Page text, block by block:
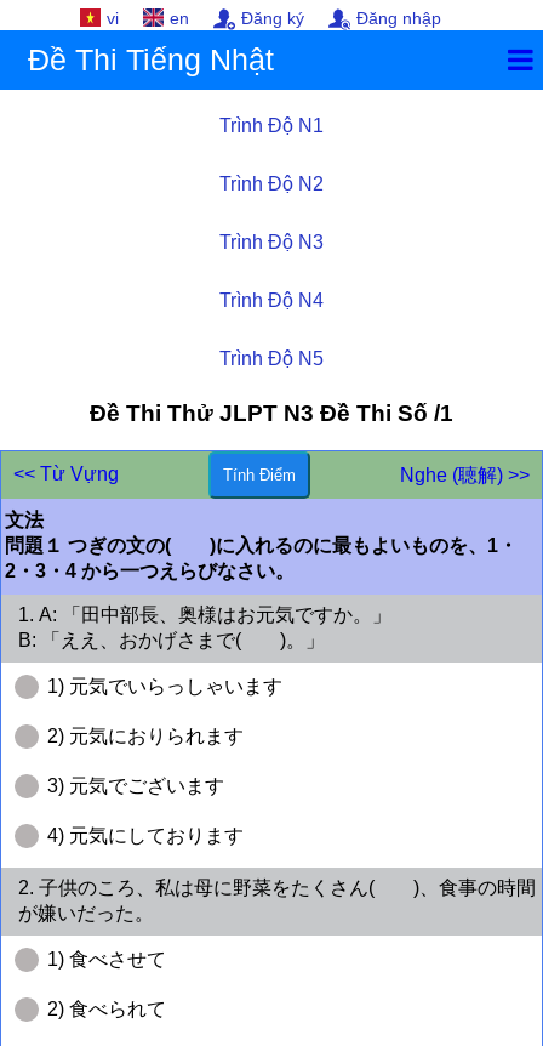
vi en Đăng ký Đăng nhập
Đề Thi Tiếng Nhật
Trình Độ N1
Trình Độ N2
Trình Độ N3
Trình Độ N4
Trình Độ N5
Đề Thi Thử JLPT N3 Đề Thi Số /1
<< Từ Vựng Nghe (聴解) >>
文法
問題１ つぎの文の( )に入れるのに最もよいものを、1・
2・3・4 から一つえらびなさい。
1. A: 「田中部長、奥様はお元気ですか。」
B: 「ええ、おかげさまで( )。」
1) 元気でいらっしゃいます
2) 元気におりられます
3) 元気でございます
4) 元気にしております
2. 子供のころ、私は母に野菜をたくさん( )、食事の時間
が嫌いだった。
1) 食べさせて
2) 食べられて